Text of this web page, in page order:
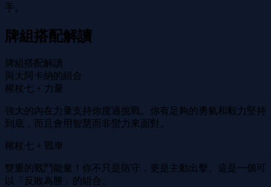
手。
牌組搭配解讀
牌組搭配解讀
與大阿卡納的組合
權杖七 + 力量
強大的內在力量支持你度過挑戰。你有足夠的勇氣和毅力堅持
到底，而且會用智慧而非蠻力來面對。
權杖七 + 戰車
雙重的戰鬥能量！你不只是防守，更是主動出擊。這是一個可
以「反敗為勝」的組合。